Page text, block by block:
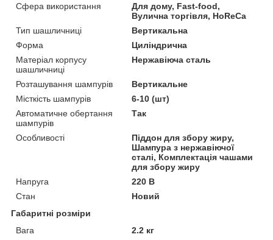
Сфера використання
Для дому, Fast-food,
Вулична торгівля, HoReCa
Тип шашличниці
Вертикальна
Форма
Циліндрична
Матеріал корпусу
шашличниці
Нержавіюча сталь
Розташування шампурів
Вертикальне
Місткість шампурів
6-10 (шт)
Автоматичне обертання
шампурів
Так
Особливості
Піддон для збору жиру,
Шампура з нержавіючої
сталі, Комплектація чашами
для збору жиру
Напруга
220 В
Стан
Новий
Габаритні розміри
Вага
2.2 кг